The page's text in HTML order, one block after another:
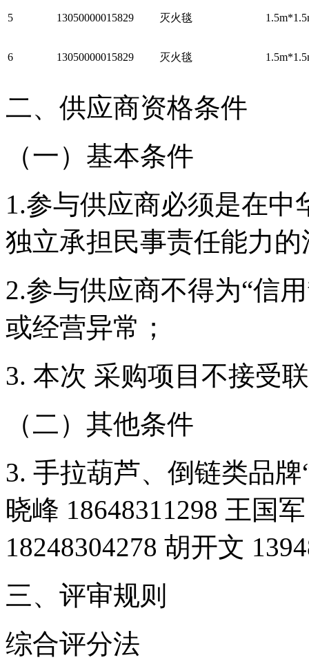
5 13050000015829 灭火毯
6 13050000015829 灭火毯
二、供应商资格条件
（一）基本条件
1.参与供应商必须是在
独立承担民事责任能力
2.参与供应商不得为“信
或经营异常；
3. 本次 采购项目不接受
（二）其他条件
3. 手拉葫芦、倒链类品
晓峰 18648311298 王国
18248304278 胡开文
三、评审规则
综合评分法